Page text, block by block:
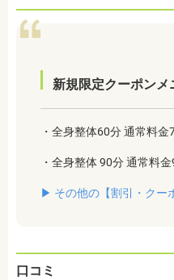
新規限定クーポンメ
・全身整体60分 通常料
・全身整体 90分 通常料
▶︎ その他の【割引・クー
口コミ